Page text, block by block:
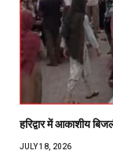
हरिद्वार में आकाशीय
JULY 18, 2026